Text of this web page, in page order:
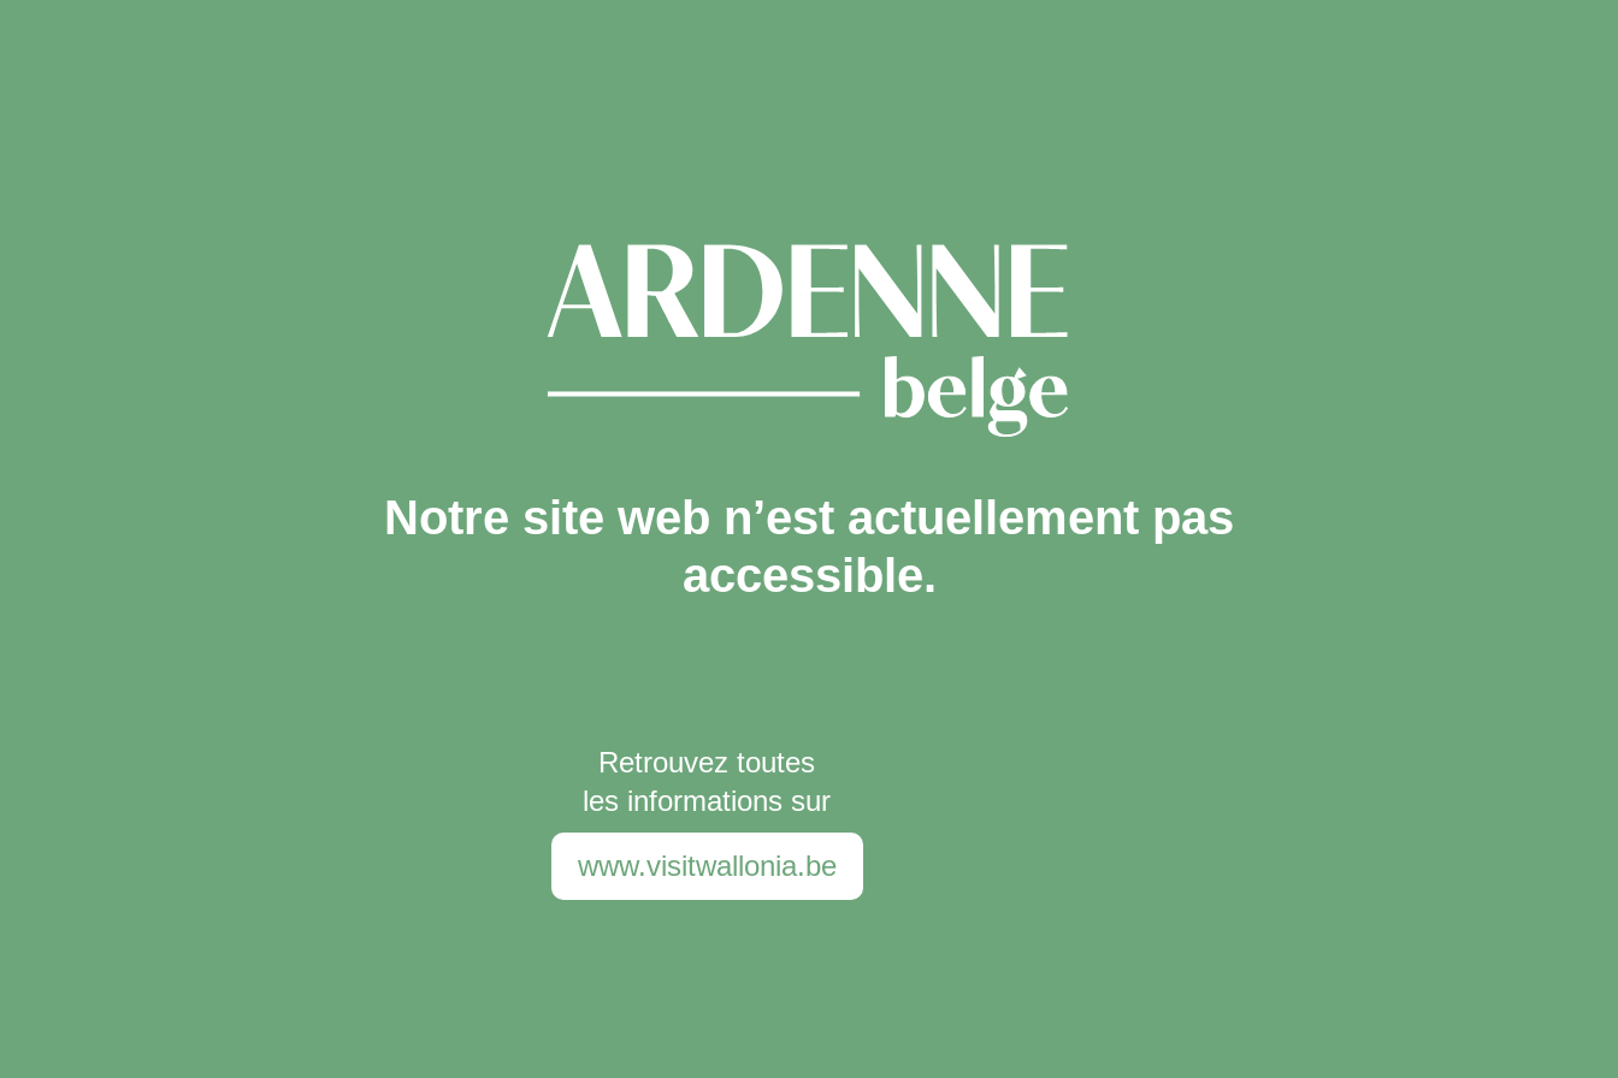
Notre site web n’est actuellement pas
accessible.
Retrouvez toutes
les informations sur
www.visitwallonia.be